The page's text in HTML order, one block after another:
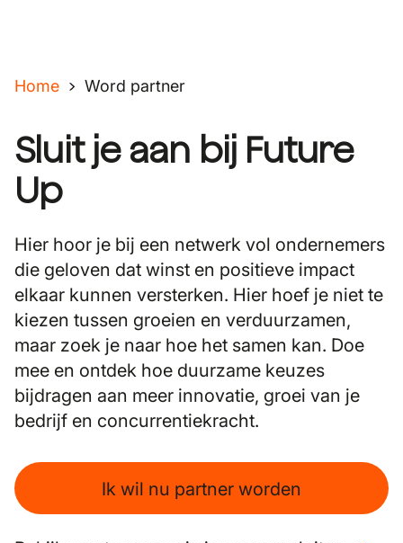
Home Word partner
Sluit je aan bij Future
Up
Hier hoor je bij een netwerk vol ondernemers
die geloven dat winst en positieve impact
elkaar kunnen versterken. Hier hoef je niet te
kiezen tussen groeien en verduurzamen,
maar zoek je naar hoe het samen kan. Doe
mee en ontdek hoe duurzame keuzes
bijdragen aan meer innovatie, groei van je
bedrijf en concurrentiekracht.
Ik wil nu partner worden